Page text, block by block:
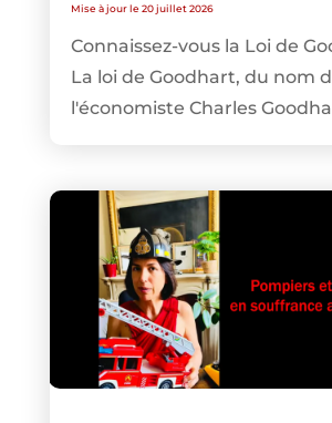
Mise à jour le 20 juillet 2026
Connaissez-vous la Loi de
La loi de Goodhart, du nom
l'économiste Charles